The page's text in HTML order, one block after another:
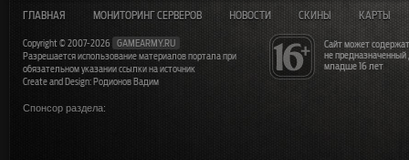
Сайт может
не
младше 16 лет
ГЛАВНАЯ МОНИТОРИНГ СЕРВЕРОВ НОВОСТИ СКИНЫ КАРТЫ
Copyright © 2007-2026
GAMEARMY.RU
Разрешается использование материалов портала при
обязательном указании ссылки на источник
Create and Design: Родионов Вадим
Спонсор раздела: